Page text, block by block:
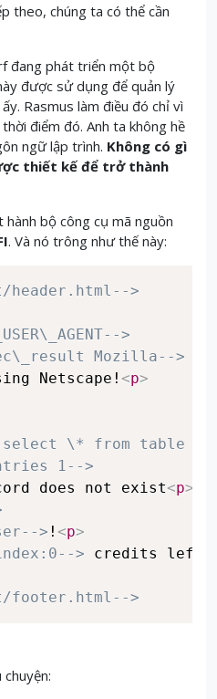
theo, chúng ta có thể cần
đang phát triển một bộ
được sử dụng để quản lý
Rasmus làm điều đó chỉ vì
thời điểm đó. Anh ta không hề
ngữ lập trình. Không có gì
thiết kế để trở thành
bộ công cụ mã nguồn
. Và nó trông như thế này:
>
>
Mozilla-->
Netscape!
<p>
\* from table
1-->
does not exist
<p>
> ! <p>
> credits left
footer.html-->